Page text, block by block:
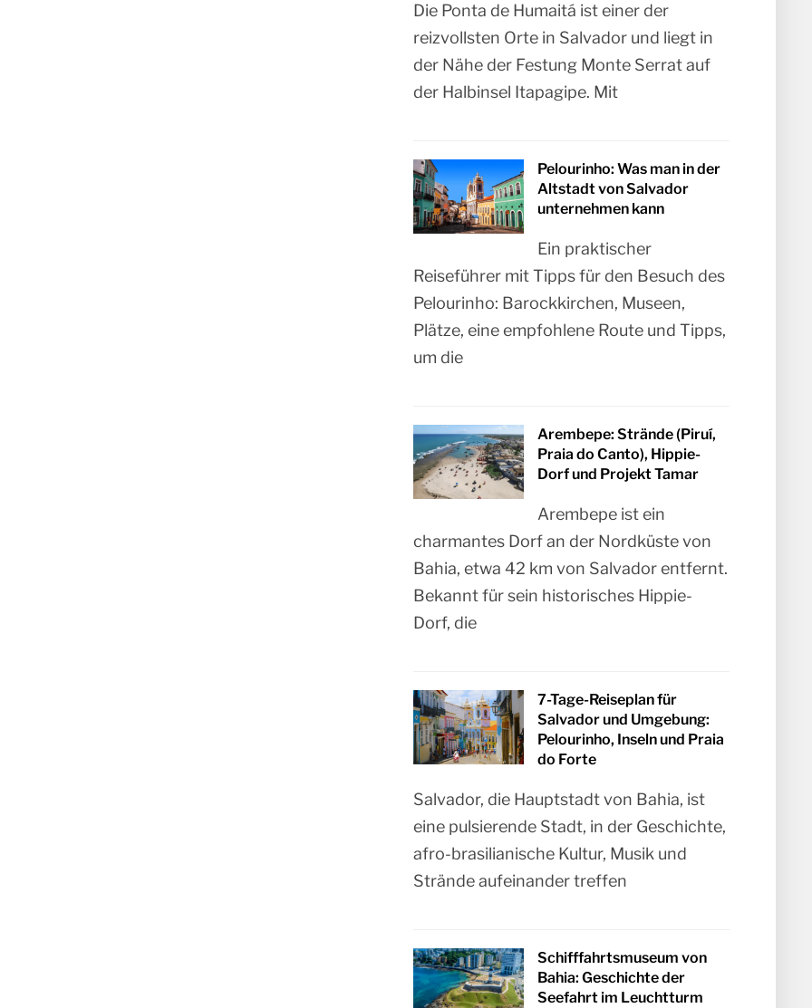
Die Ponta de Humaitá ist einer der
reizvollsten Orte in Salvador und liegt in
der Nähe der Festung Monte Serrat auf
der Halbinsel Itapagipe. Mit
Pelourinho: Was man in der
Altstadt von Salvador
unternehmen kann
Ein praktischer
Reiseführer mit Tipps für den Besuch des
Pelourinho: Barockkirchen, Museen,
Plätze, eine empfohlene Route und Tipps,
um die
Arembepe: Strände (Piruí,
Praia do Canto), Hippie-
Dorf und Projekt Tamar
Arembepe ist ein
charmantes Dorf an der Nordküste von
Bahia, etwa 42 km von Salvador entfernt.
Bekannt für sein historisches Hippie-
Dorf, die
7-Tage-Reiseplan für
Salvador und Umgebung:
Pelourinho, Inseln und Praia
do Forte
Salvador, die Hauptstadt von Bahia, ist
eine pulsierende Stadt, in der Geschichte,
afro-brasilianische Kultur, Musik und
Strände aufeinander treffen
Schifffahrtsmuseum von
Bahia: Geschichte der
Seefahrt im Leuchtturm